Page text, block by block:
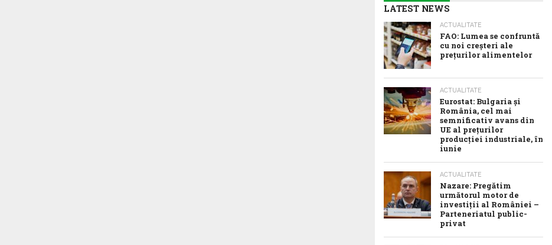
LATEST NEWS
ACTUALITATE
FAO: Lumea se confruntă
cu noi creșteri ale
prețurilor alimentelor
ACTUALITATE
Eurostat: Bulgaria și
România, cel mai
semnificativ avans din
UE al prețurilor
producției industriale, în
iunie
ACTUALITATE
Nazare: Pregătim
următorul motor de
investiții al României –
Parteneriatul public-
privat